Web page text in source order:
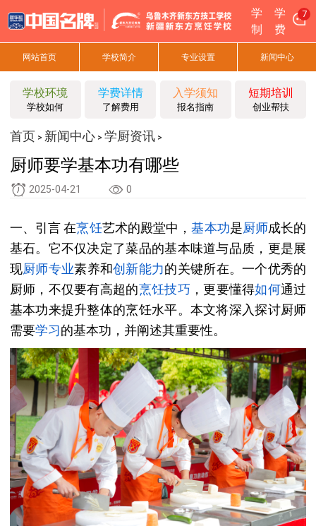
学
制
学
费
7
网站首页 学校简介 专业设置 新闻中心
学校环境
学校如何
学费详情
了解费用
入学须知
报名指南
短期培训
创业帮扶
首页 > 新闻中心> 学厨资讯>
厨师要学基本功有哪些
2025-04-21 0
一、引言 在烹饪艺术的殿堂中，基本功是厨师成长的
基石。它不仅决定了菜品的基本味道与品质，更是展
现厨师专业素养和创新能力的关键所在。一个优秀的
厨师，不仅要有高超的烹饪技巧 ，更要懂得如何通过
基本功来提升整体的烹饪水平。本文将深入探讨厨师
需要学习的基本功，并阐述其重要性。